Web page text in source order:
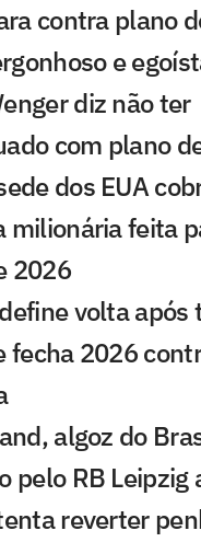
contra plano
e
diz não ter
com plano
dos EUA
milionária feita
2026
volta após
fecha 2026
algoz do
pelo RB Leipzig
reverter